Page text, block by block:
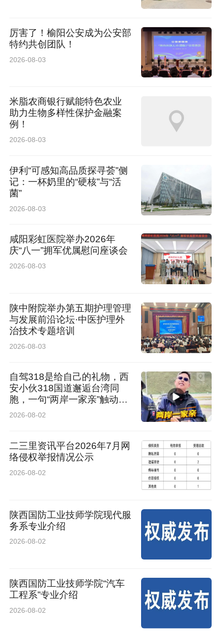
厉害了！榆阳公安成为公安部
特约共创团队！
2026-08-03
米脂农商银行赋能特色农业
助力生物多样性保护金融案
例！
2026-08-03
伊利“可感知高品质探寻荟”侧
记：一杯奶里的“硬核”与“活
菌”
2026-08-03
咸阳彩虹医院举办2026年
庆“八一”拥军优属慰问座谈会
2026-08-03
陕中附院举办第五期护理管理
与发展前沿论坛·中医护理外
治技术专题培训
2026-08-03
自驾318是给自己的礼物，西
安小伙318国道邂逅台湾同
胞，一句“两岸一家亲”触动人
心
2026-08-02
二三里资讯平台2026年7月网
络侵权举报情况公示
2026-08-02
陕西国防工业技师学院现代服
务系专业介绍
2026-08-02
陕西国防工业技师学院“汽车
工程系”专业介绍
2026-08-02